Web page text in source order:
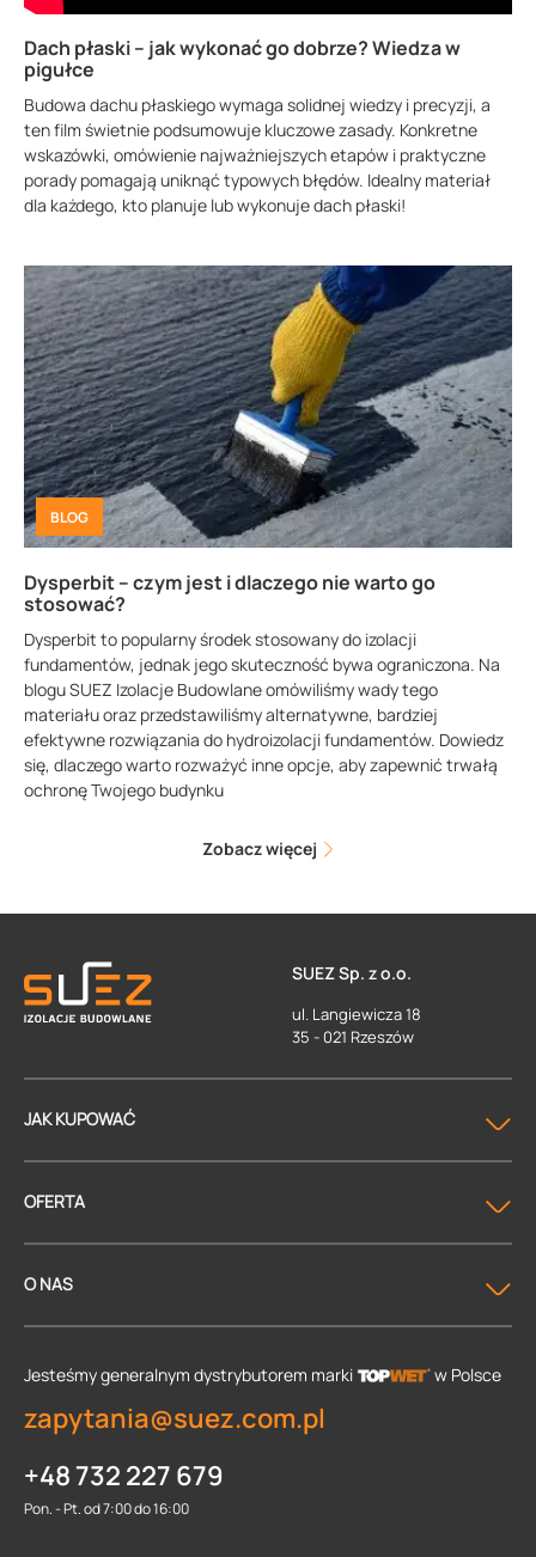
Dach płaski – jak wykonać go dobrze? Wiedza w
pigułce
Budowa dachu płaskiego wymaga solidnej wiedzy i precyzji, a
ten film świetnie podsumowuje kluczowe zasady. Konkretne
wskazówki, omówienie najważniejszych etapów i praktyczne
porady pomagają uniknąć typowych błędów. Idealny materiał
dla każdego, kto planuje lub wykonuje dach płaski!
BLOG
Dysperbit – czym jest i dlaczego nie warto go
stosować?
Dysperbit to popularny środek stosowany do izolacji
fundamentów, jednak jego skuteczność bywa ograniczona. Na
blogu SUEZ Izolacje Budowlane omówiliśmy wady tego
materiału oraz przedstawiliśmy alternatywne, bardziej
efektywne rozwiązania do hydroizolacji fundamentów. Dowiedz
się, dlaczego warto rozważyć inne opcje, aby zapewnić trwałą
ochronę Twojego budynku
Zobacz więcej
SUEZ Sp. z o.o.
ul. Langiewicza 18
35 - 021 Rzeszów
JAK KUPOWAĆ
OFERTA
O NAS
Jesteśmy generalnym dystrybutorem marki w Polsce
zapytania@suez.com.pl
+48 732 227 679
Pon. - Pt. od 7:00 do 16:00